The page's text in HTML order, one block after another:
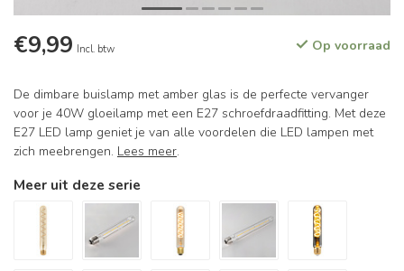
€9,99 Incl. btw Op voorraad
De dimbare buislamp met amber glas is de perfecte vervanger
voor je 40W gloeilamp met een E27 schroefdraadfitting. Met deze
E27 LED lamp geniet je van alle voordelen die LED lampen met
zich meebrengen. Lees meer.
Meer uit deze serie